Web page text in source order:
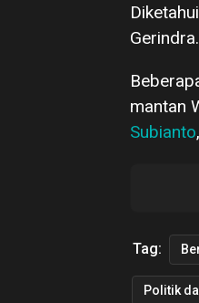
mantan
Subianto
Tag: